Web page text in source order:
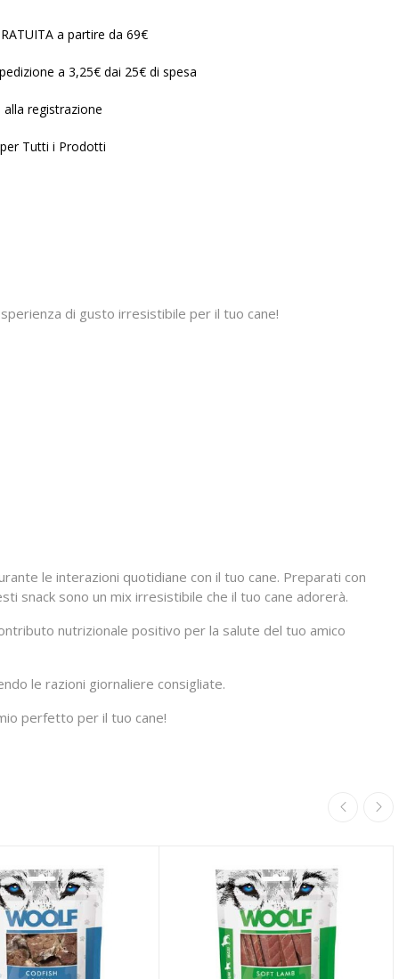
a partire da 69€
a 3,25€ dai 25€ di spesa
registrazione
Tutti i Prodotti
di gusto irresistibile per il tuo cane!
le interazioni quotidiane con il tuo cane. Preparati con
snack sono un mix irresistibile che il tuo cane adorerà.
nutrizionale positivo per la salute del tuo amico
le razioni giornaliere consigliate.
perfetto per il tuo cane!